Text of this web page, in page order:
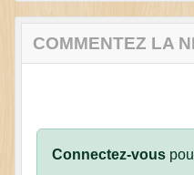
COMMENTEZ LA
Connectez-vous